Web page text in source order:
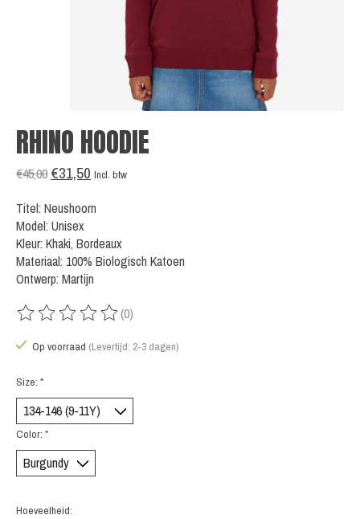
RHINO HOODIE
€45,00 €31,50 Incl. btw
Titel: Neushoorn
Model: Unisex
Kleur: Khaki, Bordeaux
Materiaal: 100% Biologisch Katoen
Ontwerp: Martijn
De beoordeling van dit product is
(0)
Op voorraad (Levertijd: 2-3 dagen)
Size: *
Color: *
Hoeveelheid: